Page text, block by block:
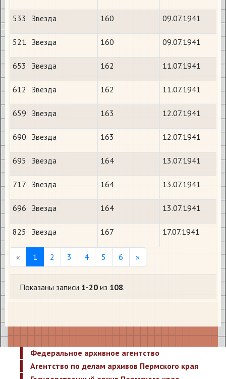
533 Звезда 160 09.07.1941
521 Звезда 160 09.07.1941
653 Звезда 162 11.07.1941
612 Звезда 162 11.07.1941
659 Звезда 163 12.07.1941
690 Звезда 163 12.07.1941
695 Звезда 164 13.07.1941
717 Звезда 164 13.07.1941
696 Звезда 164 13.07.1941
825 Звезда 167 17.07.1941
« Previous
1 2 3 4 5 6 »
Показаны записи 1-20 из 108.
Федеральное архивное агентство
Агентство по делам архивов Пермского края